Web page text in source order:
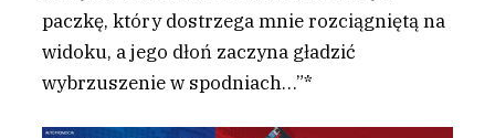
paczkę, który dostrzega mnie rozciągniętą na
widoku, a jego dłoń zaczyna gładzić
wybrzuszenie w spodniach…”*